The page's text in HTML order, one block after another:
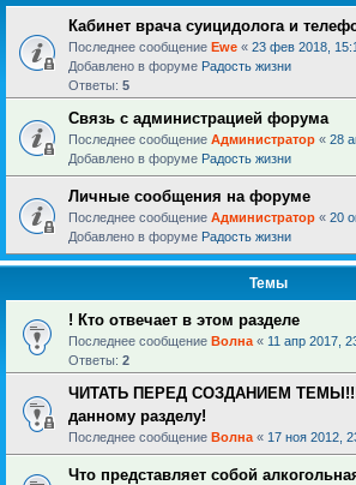
Кабинет врача суицидолога и
Последнее сообщение Ewe « 23 фев 2018,
Добавлено в форуме Радость жизни
Ответы: 5
Связь с администрацией форума
Последнее сообщение Администратор « 28
Добавлено в форуме Радость жизни
Личные сообщения на форуме
Последнее сообщение Администратор « 20
Добавлено в форуме Радость жизни
Темы
! Кто отвечает в этом разделе
Последнее сообщение Волна « 11 апр 2017,
Ответы: 2
ЧИТАТЬ ПЕРЕД СОЗДАНИЕМ
данному разделу!
Последнее сообщение Волна « 17 ноя 2012,
Что представляет собой